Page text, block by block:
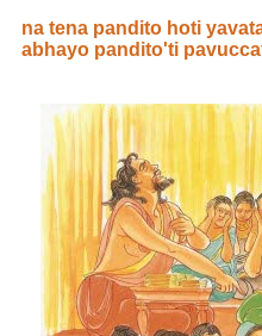
na tena pandito hoti
abhayo pandito'ti